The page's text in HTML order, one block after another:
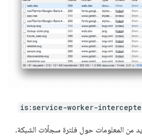
is:service-worker-
من المعلومات حول فلترة سجلّات الشبكة.